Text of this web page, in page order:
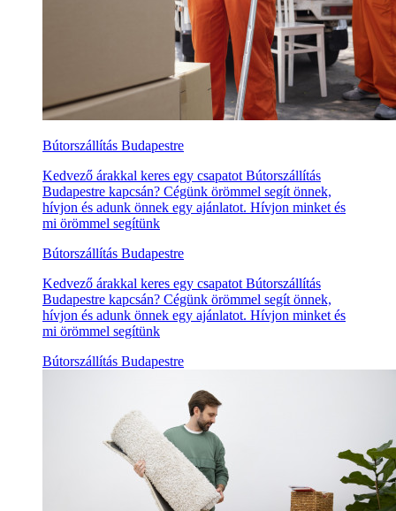
Bútorszállítás Budapestre
Kedvező árakkal keres egy csapatot Bútorszállítás
Budapestre kapcsán? Cégünk örömmel segít önnek,
hívjon és adunk önnek egy ajánlatot. Hívjon minket és
mi örömmel segítünk
Bútorszállítás Budapestre
Kedvező árakkal keres egy csapatot Bútorszállítás
Budapestre kapcsán? Cégünk örömmel segít önnek,
hívjon és adunk önnek egy ajánlatot. Hívjon minket és
mi örömmel segítünk
Bútorszállítás Budapestre